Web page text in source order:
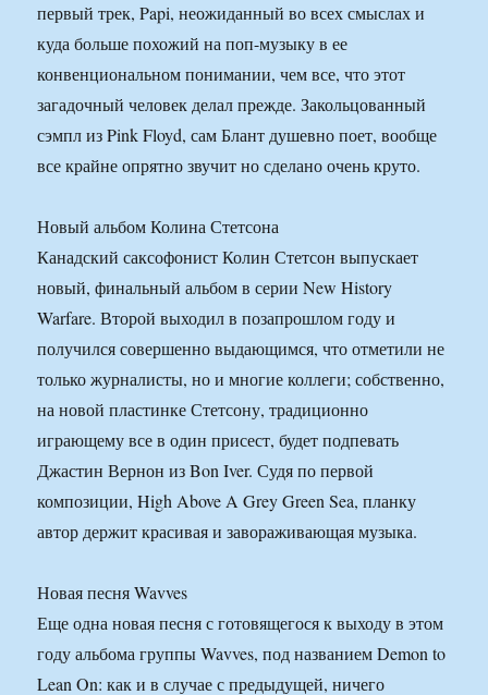
первый трек, Papi, неожиданный во всех смыслах и
куда больше похожий на поп-музыку в ее
конвенциональном понимании, чем все, что этот
загадочный человек делал прежде. Закольцованный
сэмпл из Pink Floyd, сам Блант душевно поет, вообще
все крайне опрятно звучит но сделано очень круто.
Новый альбом Колина Стетсона
Канадский саксофонист Колин Стетсон выпускает
новый, финальный альбом в серии New History
Warfare. Второй выходил в позапрошлом году и
получился совершенно выдающимся, что отметили не
только журналисты, но и многие коллеги; собственно,
на новой пластинке Стетсону, традиционно
играющему все в один присест, будет подпевать
Джастин Вернон из Bon Iver. Судя по первой
композиции, High Above A Grey Green Sea, планку
автор держит красивая и завораживающая музыка.
Новая песня Wavves
Еще одна новая песня с готовящегося к выходу в этом
году альбома группы Wavves, под названием Demon to
Lean On: как и в случае с предыдущей, ничего